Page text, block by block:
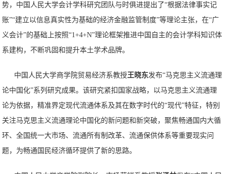
势，中国人民大学会计学科研究团队与时俱进提出了“根据法律事实记
账”“建立以信息真实性为基础的经济金融监管制度”等理论主张，在“广
义会计”的基础上按照“1+4+N”理论框架推进中国自主的会计学科知识体
系建构，不断巩固和提升本土学术品牌。
中国人民大学商学院贸易经济系教授王晓东发布“马克思主义流通理
论中国化”系列研究成果。该研究紧扣国家战略，以马克思主义流通理
论为依据，精准界定现代流通体系及其在数字时代的“现代”特征，特别
关注马克思主义流通理论中国化的新问题和新突破，聚焦畅通国内大循
环、全国统一大市场、流通所有制改革、流通保供体系等重要现实问
题，为畅通国民经济循环提供了新的思路。